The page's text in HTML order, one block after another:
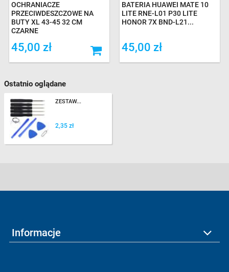
OCHRANIACZE
PRZECIWDESZCZOWE NA
BUTY XL 43-45 32 CM
CZARNE
45,00 zł
BATERIA HUAWEI MATE 10
LITE RNE-L01 P30 LITE
HONOR 7X BND-L21...
45,00 zł
Ostatnio oglądane
ZESTAW...
2,35 zł
Informacje